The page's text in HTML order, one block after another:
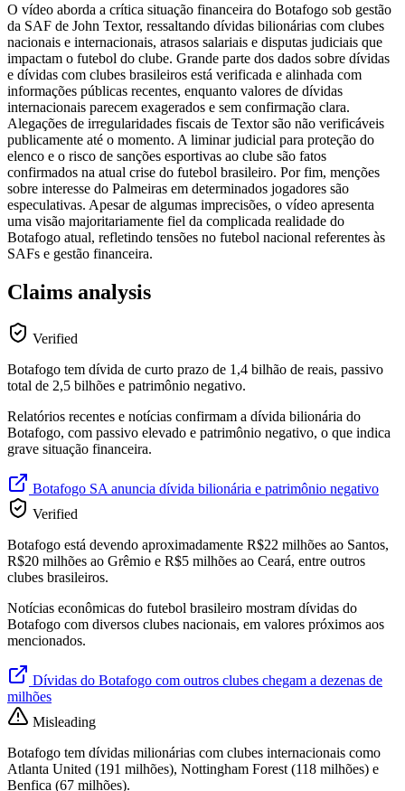
O vídeo aborda a crítica situação financeira do Botafogo sob gestão
da SAF de John Textor, ressaltando dívidas bilionárias com clubes
nacionais e internacionais, atrasos salariais e disputas judiciais que
impactam o futebol do clube. Grande parte dos dados sobre dívidas
e dívidas com clubes brasileiros está verificada e alinhada com
informações públicas recentes, enquanto valores de dívidas
internacionais parecem exagerados e sem confirmação clara.
Alegações de irregularidades fiscais de Textor são não verificáveis
publicamente até o momento. A liminar judicial para proteção do
elenco e o risco de sanções esportivas ao clube são fatos
confirmados na atual crise do futebol brasileiro. Por fim, menções
sobre interesse do Palmeiras em determinados jogadores são
especulativas. Apesar de algumas imprecisões, o vídeo apresenta
uma visão majoritariamente fiel da complicada realidade do
Botafogo atual, refletindo tensões no futebol nacional referentes às
SAFs e gestão financeira.
Claims analysis
Verified
Botafogo tem dívida de curto prazo de 1,4 bilhão de reais, passivo
total de 2,5 bilhões e patrimônio negativo.
Relatórios recentes e notícias confirmam a dívida bilionária do
Botafogo, com passivo elevado e patrimônio negativo, o que indica
grave situação financeira.
Botafogo SA anuncia dívida bilionária e patrimônio negativo
Verified
Botafogo está devendo aproximadamente R$22 milhões ao Santos,
R$20 milhões ao Grêmio e R$5 milhões ao Ceará, entre outros
clubes brasileiros.
Notícias econômicas do futebol brasileiro mostram dívidas do
Botafogo com diversos clubes nacionais, em valores próximos aos
mencionados.
Dívidas do Botafogo com outros clubes chegam a dezenas de
milhões
Misleading
Botafogo tem dívidas milionárias com clubes internacionais como
Atlanta United (191 milhões), Nottingham Forest (118 milhões) e
Benfica (67 milhões).